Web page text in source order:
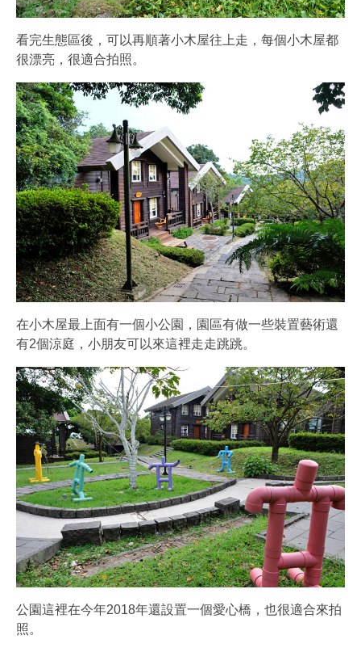
看完生態區後，可以再順著小木屋往上走，每個小木屋都
很漂亮，很適合拍照。
在小木屋最上面有一個小公園，園區有做一些裝置藝術還
有2個涼庭，小朋友可以來這裡走走跳跳。
公園這裡在今年2018年還設置一個愛心橋，也很適合來拍
照。